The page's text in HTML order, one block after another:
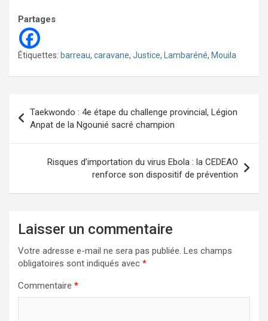
Partages
Étiquettes: barreau, caravane, Justice, Lambaréné, Mouila
de
l’article
Taekwondo : 4e étape du challenge provincial, Légion
Anpat de la Ngounié sacré champion
Risques d’importation du virus Ebola : la CEDEAO
renforce son dispositif de prévention
Laisser un commentaire
Votre adresse e-mail ne sera pas publiée. Les champs
obligatoires sont indiqués avec *
Commentaire *